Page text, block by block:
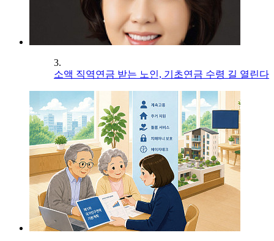
3.
소액 직역연금 받는 노인, 기초연금 수령 길 열린다